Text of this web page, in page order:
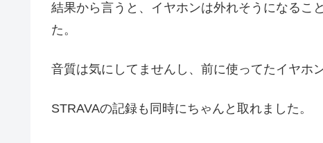
結果から言うと、イヤホンは外れそうになるこ
た。
音質は気にしてませんし、前に使ってたイヤホ
STRAVAの記録も同時にちゃんと取れました。